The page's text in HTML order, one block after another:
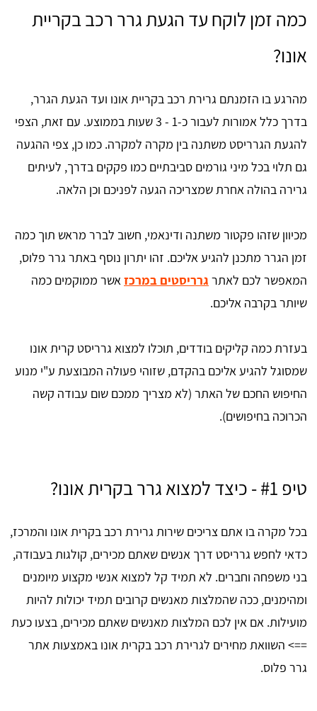
כמה זמן לוקח עד הגעת גרר רכב בקריית
אונו?
מהרגע בו הזמנתם גרירת רכב בקריית אונו ועד הגעת הגרר,
בדרך כלל אמורות לעבור כ-1 - 3 שעות בממוצע. עם זאת, הצפי
להגעת הגרריסט משתנה בין מקרה למקרה. כמו כן, צפי ההגעה
גם תלוי בכל מיני גורמים סביבתיים כמו פקקים בדרך, לעיתים
גרירה בהולה אחרת שמצריכה הגעה לפניכם וכן הלאה.
מכיוון שזהו פקטור משתנה ודינאמי, חשוב לברר מראש תוך כמה
זמן הגרר מתכנן להגיע אליכם. זהו יתרון נוסף באתר גרר פלוס,
המאפשר לכם לאתר גרריסטים במרכזאשר ממוקמים כמה
שיותר בקרבה אליכם.
בעזרת כמה קליקים בודדים, תוכלו למצוא גרריסט קרית אונו
שמסוגל להגיע אליכם בהקדם, שזוהי פעולה המבוצעת ע"י מנוע
החיפוש החכם של האתר (לא מצריך ממכם שום עבודה קשה
הכרוכה בחיפושים).
טיפ #1 - כיצד למצוא גרר בקרית אונו?
בכל מקרה בו אתם צריכים שירות גרירת רכב בקרית אונו והמרכז,
כדאי לחפש גרריסט דרך אנשים שאתם מכירים, קולגות בעבודה,
בני משפחה וחברים. לא תמיד קל למצוא אנשי מקצוע מיומנים
ומהימנים, ככה שהמלצות מאנשים קרובים תמיד יכולות להיות
מועילות. אם אין לכם המלצות מאנשים שאתם מכירים, בצעו כעת
==> השוואת מחירים לגרירת רכב בקרית אונו באמצעות אתר
גרר פלוס.